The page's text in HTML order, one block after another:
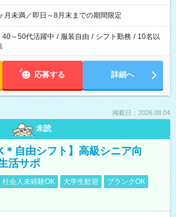
月未満／即日～8月末までの期間限定
40～50代活躍中 / 服装自由 / シフト勤務 / 10名以
応募する 詳細へ
掲載日：2026.08.04
未読
＊自由シフト】高級シニア向
活サポ
社会人未経験OK 大学生歓迎
ブランクOK